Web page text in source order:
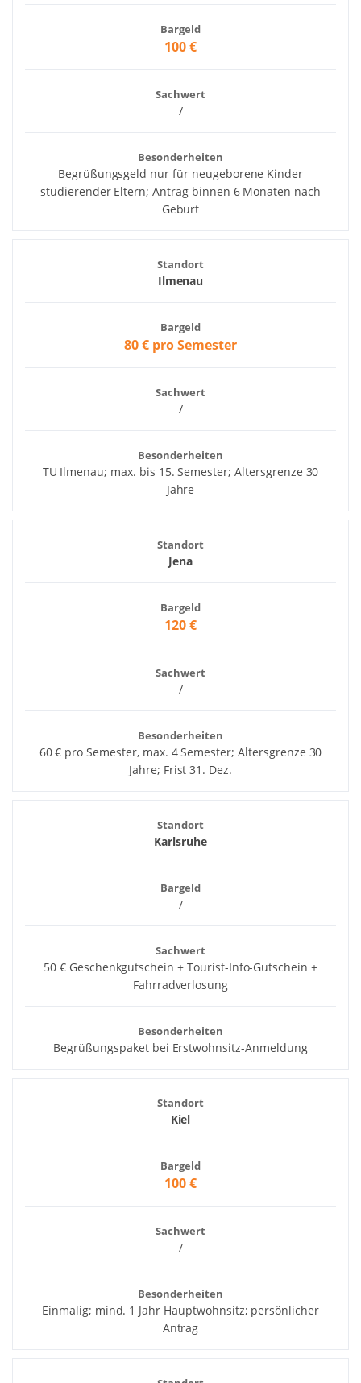
Bargeld
100 €
Sachwert
/
Besonderheiten
Begrüßungsgeld nur für neugeborene Kinder
studierender Eltern; Antrag binnen 6 Monaten nach
Geburt
Standort
Ilmenau
Bargeld
80 € pro Semester
Sachwert
/
Besonderheiten
TU Ilmenau; max. bis 15. Semester; Altersgrenze 30
Jahre
Standort
Jena
Bargeld
120 €
Sachwert
/
Besonderheiten
60 € pro Semester, max. 4 Semester; Altersgrenze 30
Jahre; Frist 31. Dez.
Standort
Karlsruhe
Bargeld
/
Sachwert
50 € Geschenkgutschein + Tourist-Info-Gutschein +
Fahrradverlosung
Besonderheiten
Begrüßungspaket bei Erstwohnsitz-Anmeldung
Standort
Kiel
Bargeld
100 €
Sachwert
/
Besonderheiten
Einmalig; mind. 1 Jahr Hauptwohnsitz; persönlicher
Antrag